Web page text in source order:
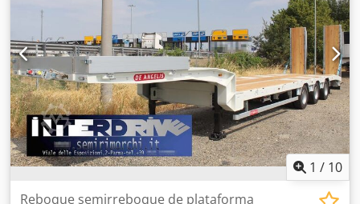
1 / 10
Reboque semirreboque de plataforma